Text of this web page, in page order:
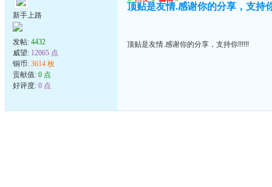
新手上路
发帖: 4432
威望: 12065 点
铜币: 3614 枚
贡献值: 0 点
好评度: 0 点
顶贴是友情.感谢你的分享，支持
顶贴是友情.感谢你的分享，支持你!!!!!!